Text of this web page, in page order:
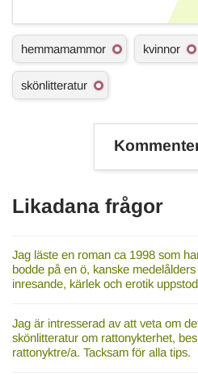
Ä
m
n
s
hemmamammor kvinnor
skönlitteratur
Likadana frågor
Jag läste en roman ca 1998 som
bodde på en ö, kanske
inresande, kärlek och erotik
Jag är intresserad av att veta om
skönlitteratur om rattonykterhet,
rattonyktre/a. Tacksam för alla tips.